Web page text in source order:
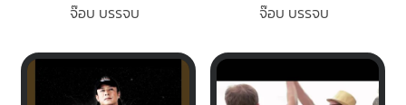
จ๊อบ บรรจบ จ๊อบ บรรจบ